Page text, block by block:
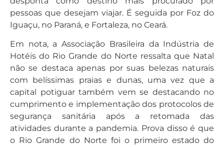
pessoas que desejam viajar. É seguida por Foz do
Iguaçu, no Paraná, e Fortaleza, no Ceará.
Em nota, a Associação Brasileira da Indústria de
Hotéis do Rio Grande do Norte ressalta que Natal
não se destaca apenas por suas belezas naturais
com belíssimas praias e dunas, uma vez que a
capital potiguar também vem se destacando no
cumprimento e implementação dos protocolos de
segurança sanitária após a retomada das
atividades durante a pandemia. Prova disso é que
o Rio Grande do Norte foi o primeiro estado do